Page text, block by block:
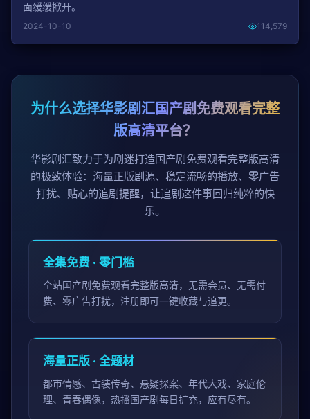
面缓缓掀开。
2024-10-10 114,579
为什么选择华影剧汇国产剧免费观看完整
版高清平台？
华影剧汇致力于为剧迷打造国产剧免费观看完整版高清
的极致体验：海量正版剧源、稳定流畅的播放、零广告
打扰、贴心的追剧提醒，让追剧这件事回归纯粹的快
乐。
全集免费 · 零门槛
全站国产剧免费观看完整版高清，无需会员、无需付
费、零广告打扰，注册即可一键收藏与追更。
海量正版 · 全题材
都市情感、古装传奇、悬疑探案、年代大戏、家庭伦
理、青春偶像，热播国产剧每日扩充，应有尽有。